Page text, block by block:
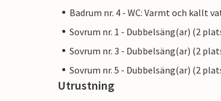
Badrum nr. 4 - WC: Varmt och kallt
Sovrum nr. 1 - Dubbelsäng(ar) (2
Sovrum nr. 3 - Dubbelsäng(ar) (2
Sovrum nr. 5 - Dubbelsäng(ar) (2
Utrustning